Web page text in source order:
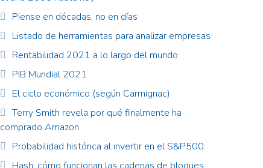
Piense en décadas, no en días
Listado de herramientas para analizar empresas
Rentabilidad 2021 a lo largo del mundo
PIB Mundial 2021
El ciclo económico (según Carmignac)
Terry Smith revela por qué finalmente ha
comprado Amazon
Probabilidad histórica al invertir en el S&P500.